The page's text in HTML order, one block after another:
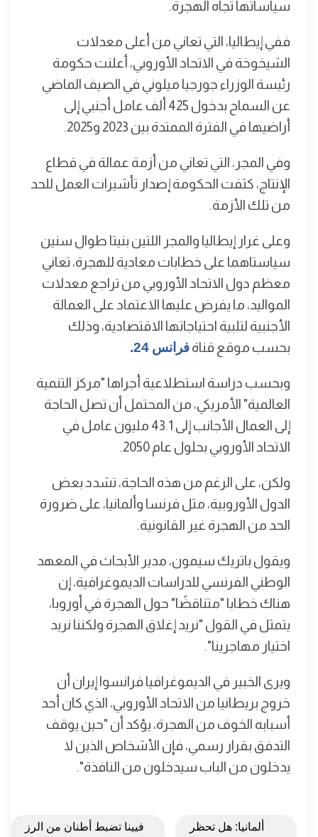
سياساتها تجاه الهجرة.
ففي إيطاليا، التي تعاني من أعلى معدلات
الشيخوخة في الاتحاد الأوروبي، أعلنت حكومة
رئيسة الوزراء جورجيا ميلوني في الصيف الماضي
عن السماح بدخول 425 ألف عامل أجنبي إلى
أراضيها في الفترة الممتدة بين 2023 و2025.
وفي المجر، التي تعاني من أزمة عمالة في قطاع
الإنتاج، كثفت الحكومة إصدار تأشيرات العمل للحد
من تلك الأزمة.
وعلى غرار إيطاليا والمجر اللتين بنيتا طوال سنين
سياستاهما على خطابات معادية للهجرة، تعاني
معظم دول الاتحاد الأوروبي من تراجع معدلات
المواليد، ما يفرض عليها الاعتماد على العمالة
الأجنبية لتلبية احتياجاتها الاقتصادية، وذلك
بحسب موقع قناةفرانس 24.
وبحسب دراسة استطلاعية أجراها "مركز التنمية
العالمية" الأمريكي، من المحتمل أن تصل الحاجة
إلى العمال الأجانب إلى 43.1 مليون عامل في
الاتحاد الأوروبي بحلول عام 2050.
ولكن، على الرغم من هذه الحاجة، تشدد بعض
الدول الأوروبية، مثل فرنسا وألمانيا، على ضرورة
الحد من الهجرة غير القانونية.
ويقول باتريك سيمون، مدير الأبحاث في المعهد
الوطني الفرنسي للدراسات الديموغرافية، إن
هناك خطابا "متناقضًا" حول الهجرة في أوروبا،
يتمثل في القول "نريد إغلاق الهجرة ولكننا نريد
اختيار مهاجرينا".
ويرى الخبير في الديموغرافيا فرانسوا إيران أن
خروج بريطانيا من الاتحاد الأوروبي، الذي كان أحد
أسبابه الخوف من الهجرة، يؤكد أن "حين يوقف
التدفق بقرار رسمي، فإن الأشخاص الذين لا
يدخلون من الباب سيدخلون من النافذة".
ألمانيا: هل تحظر
فيينا تضبط أطنان من الرز